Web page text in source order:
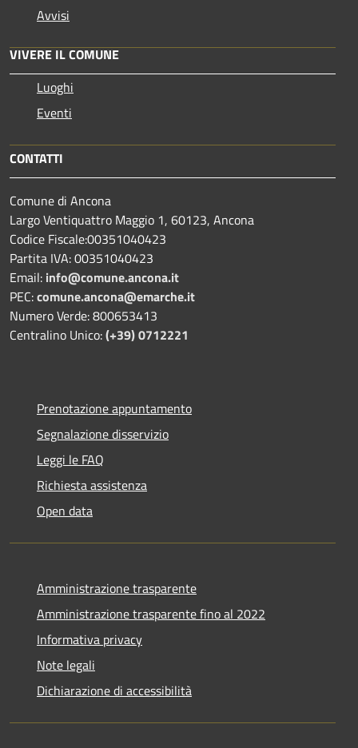
Avvisi
VIVERE IL COMUNE
Luoghi
Eventi
CONTATTI
Comune di Ancona
Largo Ventiquattro Maggio 1, 60123, Ancona
Codice Fiscale:00351040423
Partita IVA: 00351040423
Email: info@comune.ancona.it
PEC:comune.ancona@emarche.it
Numero Verde: 800653413
Centralino Unico:(+39) 0712221
Prenotazione appuntamento
Segnalazione disservizio
Leggi le FAQ
Richiesta assistenza
Open data
Amministrazione trasparente
Amministrazione trasparente fino al 2022
Informativa privacy
Note legali
Dichiarazione di accessibilità